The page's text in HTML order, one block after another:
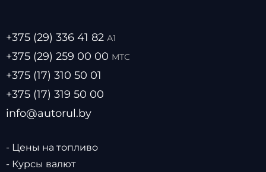
+375 (29) 336 41 82 А1
+375 (29) 259 00 00 МТС
+375 (17) 310 50 01
+375 (17) 319 50 00
info@autorul.by
- Цены на топливо
- Курсы валют